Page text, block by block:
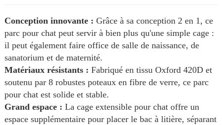
Conception innovante : Grâce à sa conception 2 en 1, ce
parc pour chat peut servir à bien plus qu'une simple cage :
il peut également faire office de salle de naissance, de
sanatorium et de maternité.
Matériaux résistants : Fabriqué en tissu Oxford 420D et
soutenu par 8 robustes poteaux en fibre de verre, ce parc
pour chat est solide et stable.
Grand espace : La cage extensible pour chat offre un
espace supplémentaire pour placer le bac à litière, séparant